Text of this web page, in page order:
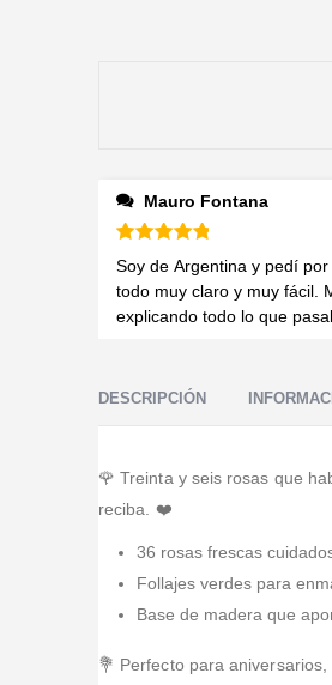
Mauro Fontana
Valorado en 5
Soy de Argentina y pedí
todo muy claro y muy fácil.
explicando todo lo que
DESCRIPCIÓN
🌹 Treinta y seis rosas que
reciba. ❤️
36 rosas frescas
Follajes verdes para
Base de madera que
💐 Perfecto para